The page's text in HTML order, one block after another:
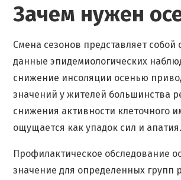
Зачем нужен
Смена сезонов представляет
данные эпидемиологических
снижение инсоляции осенью
значений у жителей большинства
снижения активности клеточного
ощущается как упадок сил и апатия.
Профилактическое обследование
значение для определенных групп